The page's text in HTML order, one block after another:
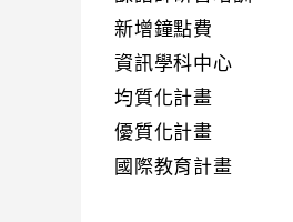
新增鐘點費
資訊學科中心
均質化計畫
優質化計畫
國際教育計畫